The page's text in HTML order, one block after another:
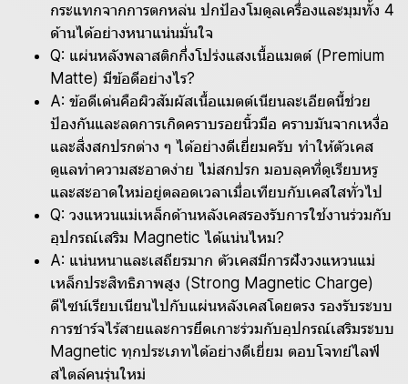
กระแทกจากการตกหล่น ปกป้องโมดูลเครื่องและมุมทั้ง 4
ด้านได้อย่างหนาแน่นมั่นใจ
Q: แผ่นหลังพลาสติกกึ่งโปร่งแสงเนื้อแมตต์ (Premium
Matte) มีข้อดีอย่างไร?
A: ข้อดีเด่นคือผิวสัมผัสเนื้อแมตต์เนียนละเอียดนี้ช่วย
ป้องกันและลดการเกิดคราบรอยนิ้วมือ คราบมันจากเหงื่อ
และสิ่งสกปรกต่าง ๆ ได้อย่างดีเยี่ยมครับ ทำให้ตัวเคส
ดูแลทำความสะอาดง่าย ไม่สกปรก มอบลุคที่ดูเรียบหรู
และสะอาดใหม่อยู่ตลอดเวลาเมื่อเทียบกับเคสใสทั่วไป
Q: วงแหวนแม่เหล็กด้านหลังเคสรองรับการใช้งานร่วมกับ
อุปกรณ์เสริม Magnetic ได้แน่นไหม?
A: แน่นหนาและเสถียรมาก ตัวเคสมีการฝังวงแหวนแม่
เหล็กประสิทธิภาพสูง (Strong Magnetic Charge)
ดีไซน์เรียบเนียนไปกับแผ่นหลังเคสโดยตรง รองรับระบบ
การชาร์จไร้สายและการยึดเกาะร่วมกับอุปกรณ์เสริมระบบ
Magnetic ทุกประเภทได้อย่างดีเยี่ยม ตอบโจทย์ไลฟ์
สไตล์คนรุ่นใหม่